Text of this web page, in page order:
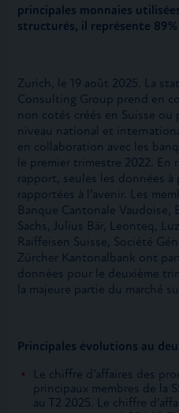
principales monnaies
structurés, il représente
Zurich, le 19 août 2025. La
Consulting Group prend en
non cotés créés en Suisse ou
niveau national et
en collaboration avec les
le premier trimestre 2022. En
rapport, seules les données
rapportées à l’avenir. Les
Banque Cantonale Vaudoise,
Sachs, Julius Bär, Leonteq,
Raiffeisen Suisse, Société
Zürcher Kantonalbank ont
données pour le deuxième
la majeure partie du marché
Principales évolutions au
Le chiffre d’affaires des
principaux membres de la
au T2 2025. Le chiffre